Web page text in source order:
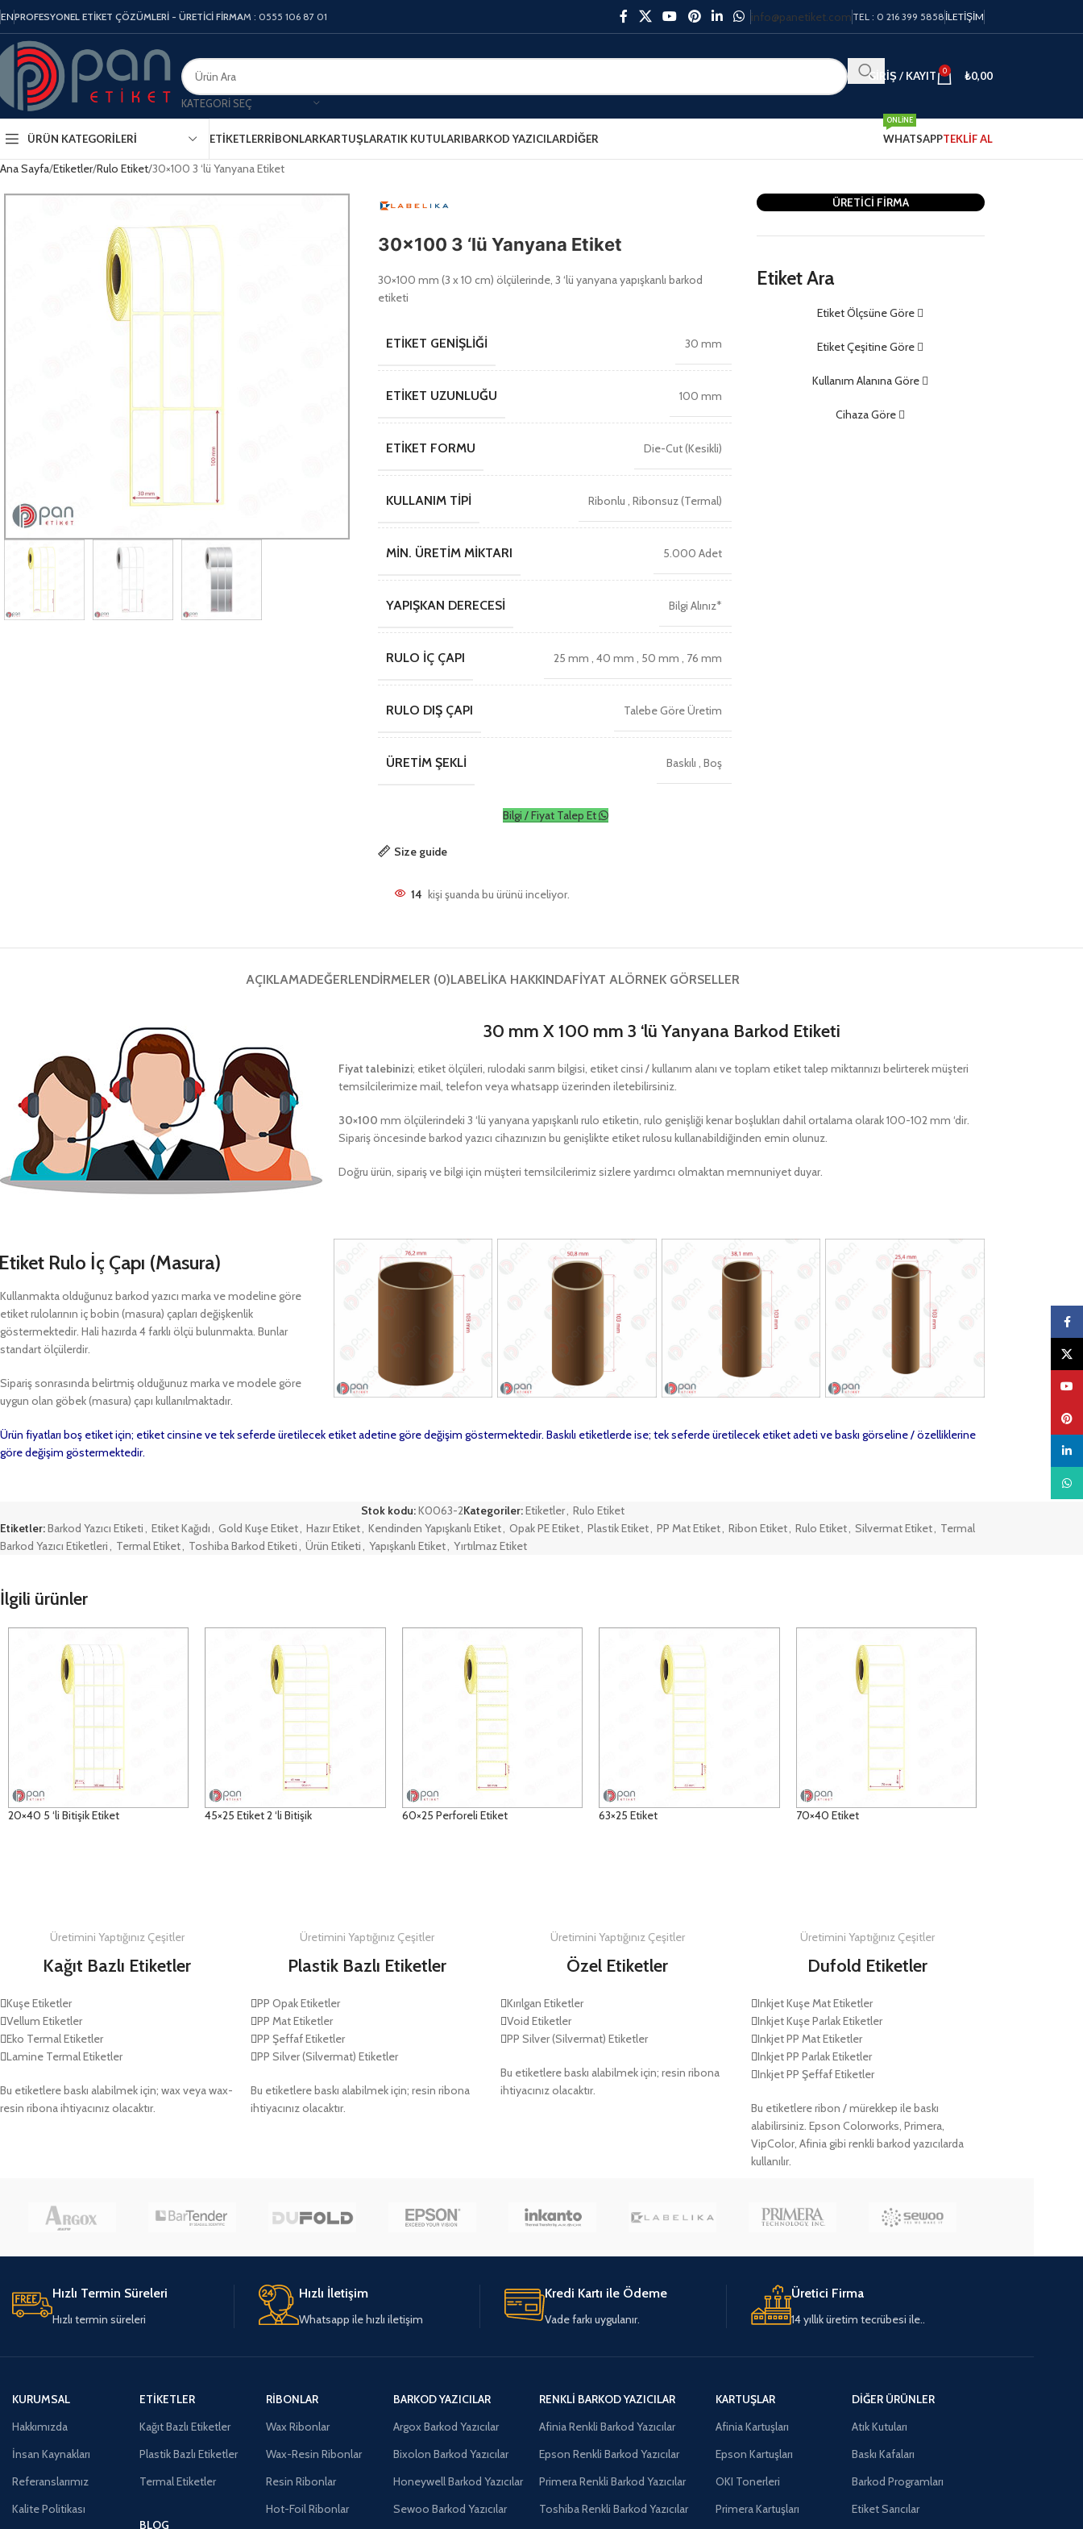
ENPROFESYONEL ETİKET ÇÖZÜMLERİ - ÜRETİCİ FİRMAM : 0555 106 87 01 info@panetiket.com TEL : 0 216 399 5858 İLETIŞIM
KATEGORI SEÇ
GIRIŞ / KAYIT 0 ₺0,00
ÜRÜN KATEGORILERI ETIKETLERRIBONLARKARTUŞLARATIK KUTULARIBARKOD YAZICILARDIĞER WHATSAPP
ONLINE
TEKLİF AL
Ana Sayfa Etiketler Rulo Etiket 30×100 3 ‘lü Yanyana Etiket
30×100 3 ‘lü Yanyana Etiket
30×100 mm (3 x 10 cm) ölçülerinde, 3 ‘lü yanyana yapışkanlı barkod
etiketi
ETIKET GENIŞLIĞI 30 mm
ETIKET UZUNLUĞU 100 mm
ETIKET FORMU Die-Cut (Kesikli)
KULLANIM TIPI Ribonlu ,Ribonsuz (Termal)
MIN. ÜRETIM MIKTARI 5.000 Adet
YAPIŞKAN DERECESI Bilgi Alınız*
RULO İÇ ÇAPI 25 mm ,40 mm , 50 mm , 76 mm
RULO DIŞ ÇAPI Talebe Göre Üretim
ÜRETIM ŞEKLI Baskılı ,Boş
Bilgi / Fiyat Talep Et
Size guide
14 kişi şuanda bu ürünü inceliyor.
ÜRETİCİ FİRMA
Etiket Ara
Etiket Ölçsüne Göre
Etiket Çeşitine Göre
Kullanım Alanına Göre
Cihaza Göre
AÇIKLAMADEĞERLENDIRMELER (0)LABELIKA HAKKINDAFIYAT ALÖRNEK GÖRSELLER
30 mm X 100 mm 3 ‘lü Yanyana Barkod Etiketi
Fiyat talebinizi; etiket ölçüleri, rulodaki sarım bilgisi, etiket cinsi / kullanım alanı ve toplam etiket talep miktarınızı belirterek müşteri
temsilcilerimize mail, telefon veya whatsapp üzerinden iletebilirsiniz.
30×100 mm ölçülerindeki 3 ‘lü yanyana yapışkanlı rulo etiketin, rulo genişliği kenar boşlukları dahil ortalama olarak 100-102 mm ‘dir.
Sipariş öncesinde barkod yazıcı cihazınızın bu genişlikte etiket rulosu kullanabildiğinden emin olunuz.
Doğru ürün, sipariş ve bilgi için müşteri temsilcilerimiz sizlere yardımcı olmaktan memnuniyet duyar.
Rulo İç Çapı (Masura)
Kullanmakta olduğunuz barkod yazıcı marka ve modeline göre
etiket rulolarının iç bobin (masura) çapları değişkenlik
göstermektedir. Hali hazırda 4 farklı ölçü bulunmakta. Bunlar
standart ölçülerdir.
Sipariş sonrasında belirtmiş olduğunuz marka ve modele göre
uygun olan göbek (masura) çapı kullanılmaktadır.
Ürün fiyatları boş etiket için; etiket cinsine ve tek seferde üretilecek etiket adetine göre değişim göstermektedir. Baskılı etiketlerde ise; tek seferde üretilecek etiket adeti ve baskı görseline / özelliklerine
göre değişim göstermektedir.
Stok kodu:K0063-2Kategoriler:Etiketler, Rulo Etiket
Etiketler:Barkod Yazıcı Etiketi, Etiket Kağıdı, Gold Kuşe Etiket, Hazır Etiket, Kendinden Yapışkanlı Etiket, Opak PE Etiket, Plastik Etiket, PP Mat Etiket, Ribon Etiket, Rulo Etiket, Silvermat Etiket, Termal
Barkod Yazıcı Etiketleri, Termal Etiket, Toshiba Barkod Etiketi, Ürün Etiketi, Yapışkanlı Etiket, Yırtılmaz Etiket
İlgili ürünler
20×40 5 ‘li Bitişik Etiket 45×25 Etiket 2 ‘li Bitişik 60×25 Perforeli Etiket 63×25 Etiket 70×40 Etiket
Üretimini Yaptığınız Çeşitler
Kağıt Bazlı Etiketler
Kuşe Etiketler
Vellum Etiketler
Eko Termal Etiketler
Lamine Termal Etiketler
Bu etiketlere baskı alabilmek için; wax veya wax-
resin ribona ihtiyacınız olacaktır.
Üretimini Yaptığınız Çeşitler
Plastik Bazlı Etiketler
PP Opak Etiketler
PP Mat Etiketler
PP Şeffaf Etiketler
PP Silver (Silvermat) Etiketler
Bu etiketlere baskı alabilmek için; resin ribona
ihtiyacınız olacaktır.
Üretimini Yaptığınız Çeşitler
Özel Etiketler
Kırılgan Etiketler
Void Etiketler
PP Silver (Silvermat) Etiketler
Bu etiketlere baskı alabilmek için; resin ribona
ihtiyacınız olacaktır.
Üretimini Yaptığınız Çeşitler
Dufold Etiketler
Inkjet Kuşe Mat Etiketler
Inkjet Kuşe Parlak Etiketler
Inkjet PP Mat Etiketler
Inkjet PP Parlak Etiketler
Inkjet PP Şeffaf Etiketler
Bu etiketlere ribon / mürekkep ile baskı
alabilirsiniz. Epson Colorworks, Primera,
VipColor, Afinia gibi renkli barkod yazıcılarda
kullanılır.
Hızlı Termin Süreleri
Hızlı termin süreleri
Hızlı İletişim
Whatsapp ile hızlı iletişim
Kredi Kartı ile Ödeme
Vade farkı uygulanır.
Üretici Firma
14 yıllık üretim tecrübesi ile..
KURUMSAL
Hakkımızda
İnsan Kaynakları
Referanslarımız
Kalite Politikası
ETIKETLER
Kağıt Bazlı Etiketler
Plastik Bazlı Etiketler
Termal Etiketler
BLOG
RIBONLAR
Wax Ribonlar
Wax-Resin Ribonlar
Resin Ribonlar
Hot-Foil Ribonlar
BARKOD YAZICILAR
Argox Barkod Yazıcılar
Bixolon Barkod Yazıcılar
Honeywell Barkod Yazıcılar
Sewoo Barkod Yazıcılar
RENKLI BARKOD YAZICILAR
Afinia Renkli Barkod Yazıcılar
Epson Renkli Barkod Yazıcılar
Primera Renkli Barkod Yazıcılar
Toshiba Renkli Barkod Yazıcılar
KARTUŞLAR
Afinia Kartuşları
Epson Kartuşları
OKI Tonerleri
Primera Kartuşları
DIĞER ÜRÜNLER
Atık Kutuları
Baskı Kafaları
Barkod Programları
Etiket Sarıcılar